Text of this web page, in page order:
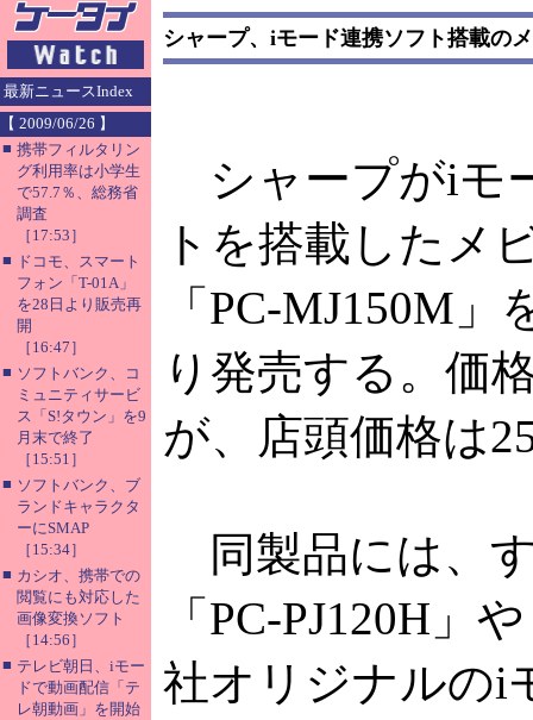
最新ニュースIndex
【 2009/06/26 】
■ 携帯フィルタリン
グ利用率は小学生
で57.7％、総務省
調査
［17:53］
■ ドコモ、スマート
フォン「T-01A」
を28日より販売再
開
［16:47］
■ ソフトバンク、コ
ミュニティサービ
ス「S!タウン」を9
月末で終了
［15:51］
■ ソフトバンク、ブ
ランドキャラクタ
ーにSMAP
［15:34］
■ カシオ、携帯での
閲覧にも対応した
画像変換ソフト
［14:56］
■ テレビ朝日、iモー
ドで動画配信「テ
レ朝動画」を開始
シャープ、iモード連携ソフト搭載の
シャープがiモ
トを搭載したメ
「PC-MJ150M
り発売する。価
が、店頭価格は
同製品には、
「PC-PJ120H」
社オリジナルのi